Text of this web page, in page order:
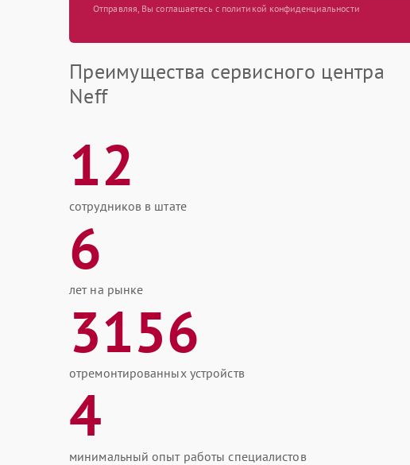
Отправляя, Вы соглашаетесь с политикой конфиденциальности
Преимущества сервисного центра
Neff
12
сотрудников в штате
6
лет на рынке
3156
отремонтированных устройств
4
минимальный опыт работы специалистов